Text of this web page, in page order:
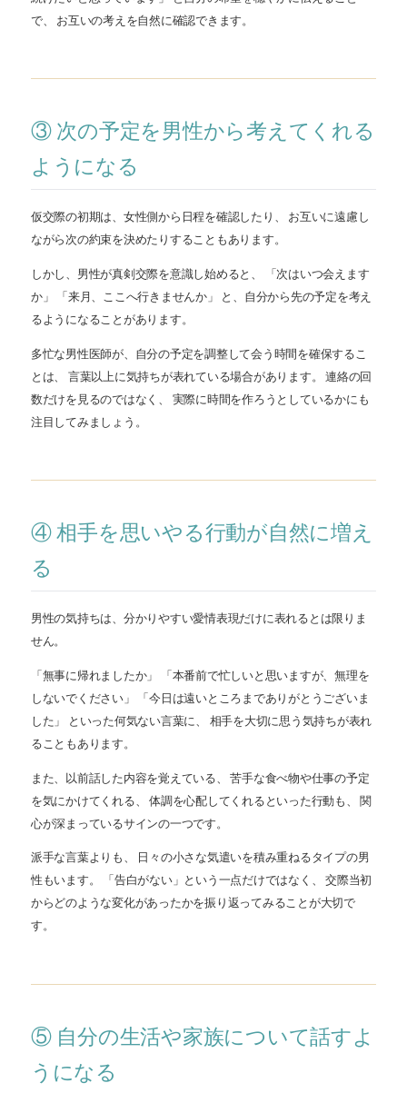
で、 お互いの考えを自然に確認できます。
③ 次の予定を男性から考えてくれる
ようになる
仮交際の初期は、女性側から日程を確認したり、 お互いに遠慮し
ながら次の約束を決めたりすることもあります。
しかし、男性が真剣交際を意識し始めると、 「次はいつ会えます
か」 「来月、ここへ行きませんか」 と、自分から先の予定を考え
るようになることがあります。
多忙な男性医師が、自分の予定を調整して会う時間を確保するこ
とは、 言葉以上に気持ちが表れている場合があります。 連絡の回
数だけを見るのではなく、 実際に時間を作ろうとしているかにも
注目してみましょう。
④ 相手を思いやる行動が自然に増え
る
男性の気持ちは、分かりやすい愛情表現だけに表れるとは限りま
せん。
「無事に帰れましたか」 「本番前で忙しいと思いますが、無理を
しないでください」 「今日は遠いところまでありがとうございま
した」 といった何気ない言葉に、 相手を大切に思う気持ちが表れ
ることもあります。
また、以前話した内容を覚えている、 苦手な食べ物や仕事の予定
を気にかけてくれる、 体調を心配してくれるといった行動も、 関
心が深まっているサインの一つです。
派手な言葉よりも、 日々の小さな気遣いを積み重ねるタイプの男
性もいます。 「告白がない」という一点だけではなく、 交際当初
からどのような変化があったかを振り返ってみることが大切で
す。
⑤ 自分の生活や家族について話すよ
うになる